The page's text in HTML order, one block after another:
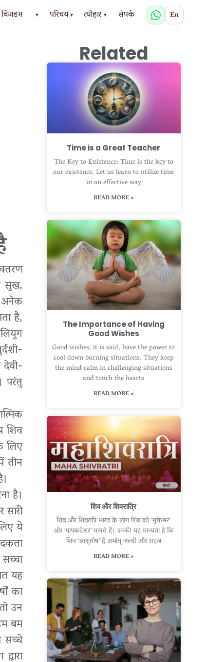
विजडम ▾ परिचय▾ त्योहार ▾ संपर्क En
सुख,
अनेक
है,
परंतु
शिव
लिए
तीन
है।
ये
यह
का
उन
बम
सच्चे
Related
Time is a Great Teacher
The Key to Existence; Time is the key to
our existence. Let us learn to utilize time
in an effective way
READ MORE »
The Importance of Having
Good Wishes
Good wishes, it is said, have the power to
cool down burning situations. They keep
the mind calm in challenging situations
and touch the hearts
READ MORE »
शिव और शिवरात्रि
शिव और शिवरात्रि भारत के लोग शिव को ‘मुक्तेश्वर’
और ‘पापकटेश्वर’ मानते हैं। उनकी यह मान्यता है कि
शिव ‘आशुतोष’ हैं अर्थात् जल्दी और सहज
READ MORE »